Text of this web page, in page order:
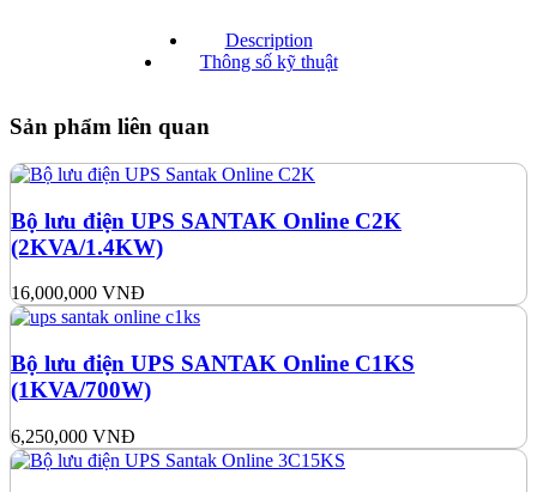
Description
Thông số kỹ thuật
Sản phẩm liên quan
Bộ lưu điện UPS SANTAK Online C2K
(2KVA/1.4KW)
16,000,000 VNĐ
Bộ lưu điện UPS SANTAK Online C1KS
(1KVA/700W)
6,250,000 VNĐ